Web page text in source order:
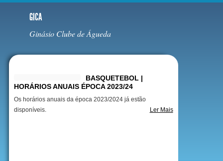
GICA
Ginásio Clube de Águeda
BASQUETEBOL |
HORÁRIOS ANUAIS ÉPOCA 2023/24
Os horários anuais da época 2023/2024 já estão
disponíveis.
Ler Mais